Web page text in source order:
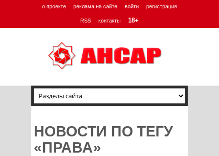
о проекте реклама на сайте войти регистрация
RSS контакты 18+
НОВОСТИ ПО ТЕГУ
«ПРАВА»